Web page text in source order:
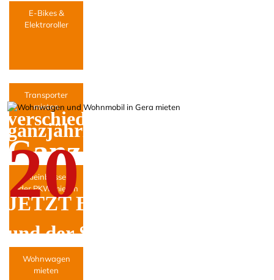
E-Bikes &
Elektroroller
Transporter
mieten
Kleinbusse
oder PKW mieten
Wohnwagen
mieten
verschiedene Wohnmobile und
ganzjährig zur Miete.
Ganz entspannt
20
JETZT BUCHEN
und der Sonne